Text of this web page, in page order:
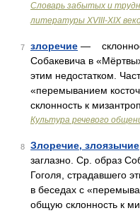
Словарь забытых и
литературы ХVIII-ХIХ
7 злоречие —
Собакевича в
этим недостатком.
«перемыванием
склонность к
Культура речевого
8 Злоречие,
заглазно. Ср. образ
Гоголя, страдавшего
в беседах с
общую склонность к